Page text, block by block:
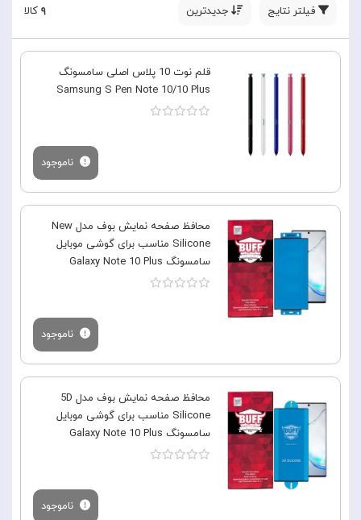
فیلتر نتایج جدیدترین ۹ کالا
قلم نوت 10 پلاس اصلی سامسونگ
Samsung S Pen Note 10/10 Plus
ناموجود
محافظ صفحه نمایش بوف مدل New
Silicone مناسب برای گوشی موبایل
سامسونگ Galaxy Note 10 Plus
ناموجود
محافظ صفحه نمایش بوف مدل 5D
Silicone مناسب برای گوشی موبایل
سامسونگ Galaxy Note 10 Plus
ناموجود